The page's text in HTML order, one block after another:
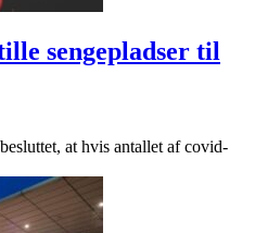
sengepladser til
at hvis antallet af covid-